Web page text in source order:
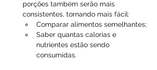
porções também serão mais
consistentes, tornando mais fácil:
Comparar alimentos semelhantes;
Saber quantas calorias e
nutrientes estão sendo
consumidas.